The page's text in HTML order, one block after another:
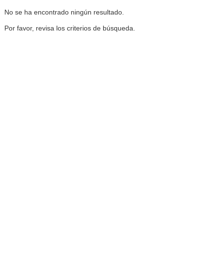
No se ha encontrado ningún resultado.
Por favor, revisa los criterios de búsqueda.